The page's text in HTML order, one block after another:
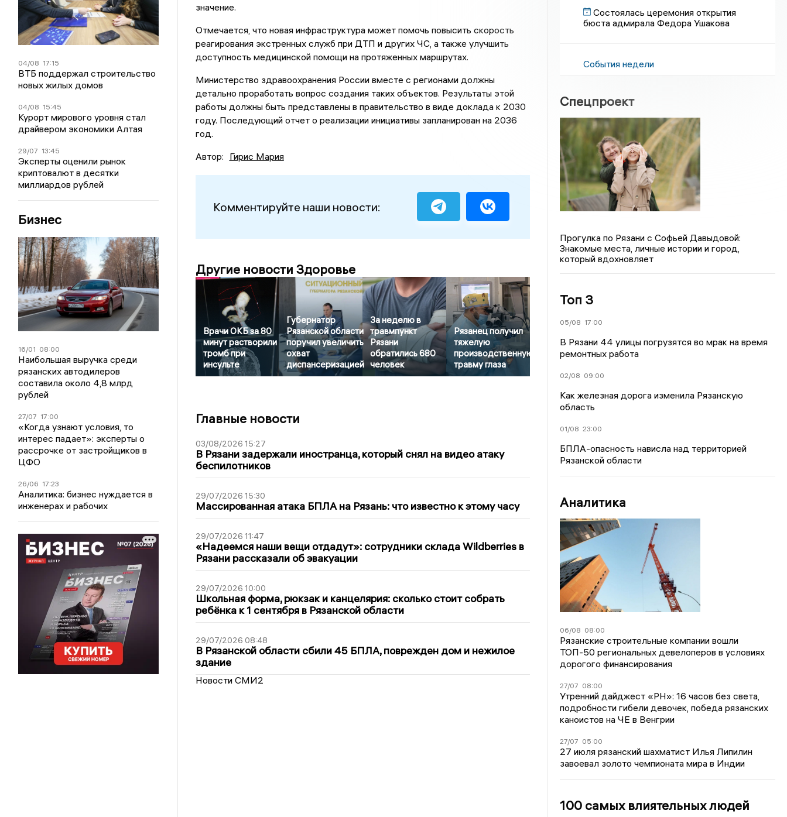
04/08 17:15
ВТБ поддержал строительство
новых жилых домов
04/08 15:45
Курорт мирового уровня стал
драйвером экономики Алтая
29/07 13:45
Эксперты оценили рынок
криптовалют в десятки
миллиардов рублей
Бизнес
16/01 08:00
Наибольшая выручка среди
рязанских автодилеров
составила около 4,8 млрд
рублей
27/07 17:00
«Когда узнают условия, то
интерес падает»: эксперты о
рассрочке от застройщиков в
ЦФО
26/06 17:23
Аналитика: бизнес нуждается в
инженерах и рабочих
значение.
Отмечается, что новая инфраструктура может помочь повысить скорость
реагирования экстренных служб при ДТП и других ЧС, а также улучшить
доступность медицинской помощи на протяженных маршрутах.
Министерство здравоохранения России вместе с регионами должны
детально проработать вопрос создания таких объектов. Результаты этой
работы должны быть представлены в правительство в виде доклада к 2030
году. Последующий отчет о реализации инициативы запланирован на 2036
год.
Автор: Гирис Мария
Комментируйте наши новости:
Другие новости Здоровье
Врачи ОКБ за 80
минут растворили
тромб при
инсульте
Губернатор
Рязанской области
поручил увеличить
охват
диспансеризацией
За неделю в
травмпункт
Рязани
обратились 680
человек
Рязанец получил
тяжелую
производственную
травму глаза
Главные новости
03/08/2026 15:27
В Рязани задержали иностранца, который снял на видео атаку
беспилотников
29/07/2026 15:30
Массированная атака БПЛА на Рязань: что известно к этому часу
29/07/2026 11:47
«Надеемся наши вещи отдадут»: сотрудники склада Wildberries в
Рязани рассказали об эвакуации
29/07/2026 10:00
Школьная форма, рюкзак и канцелярия: сколько стоит собрать
ребёнка к 1 сентября в Рязанской области
29/07/2026 08:48
В Рязанской области сбили 45 БПЛА, поврежден дом и нежилое
здание
Новости СМИ2
Состоялась церемония открытия
бюста адмирала Федора Ушакова
События недели
Спецпроект
Прогулка по Рязани с Софьей Давыдовой:
Знакомые места, личные истории и город,
который вдохновляет
Топ 3
05/08 17:00
В Рязани 44 улицы погрузятся во мрак на время
ремонтных работа
02/08 09:00
Как железная дорога изменила Рязанскую
область
01/08 23:00
БПЛА-опасность нависла над территорией
Рязанской области
Аналитика
06/08 08:00
Рязанские строительные компании вошли
ТОП-50 региональных девелоперов в условиях
дорогого финансирования
27/07 08:00
Утренний дайджест «РН»: 16 часов без света,
подробности гибели девочек, победа рязанских
каноистов на ЧЕ в Венгрии
27/07 05:00
27 июля рязанский шахматист Илья Липилин
завоевал золото чемпионата мира в Индии
100 самых влиятельных людей